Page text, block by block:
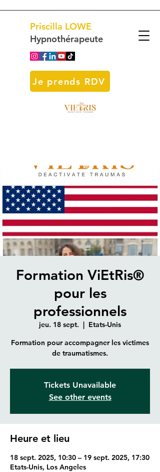
Priscilla LOWE
Hypnothérapeute
Je prends RDV
Formation ViEtRis®
pour les
professionnels
jeu. 18 sept.
  |
Etats-Unis
Formation pour accompagner les victimes
de traumatismes.
Tickets Unavailable
See other events
Heure et lieu
18 sept. 2025, 10:30 – 19 sept. 2025, 17:30
Etats-Unis, Los Angeles